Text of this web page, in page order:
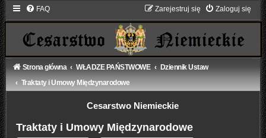
FAQ Zaloguj się
Zarejestruj się
Strona główna WŁADZE PAŃSTWOWE
Dziennik Ustaw
Traktaty i Umowy Międzynarodowe
Cesarstwo Niemieckie
Traktaty i Umowy Międzynarodowe